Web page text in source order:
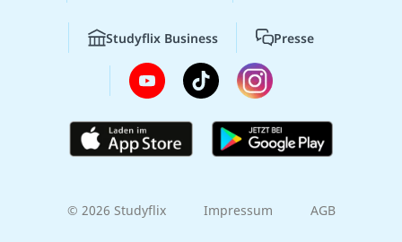
Studyflix Business Presse
© 2026 Studyflix Impressum AGB